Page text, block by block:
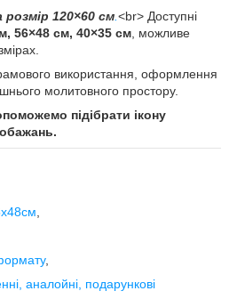
розмір 120×60 см <br> Доступні
56×48 см, 40×35 см , можливе
використання, оформлення
молитовного простору.
підібрати ікону
,
аналойні, подарункові